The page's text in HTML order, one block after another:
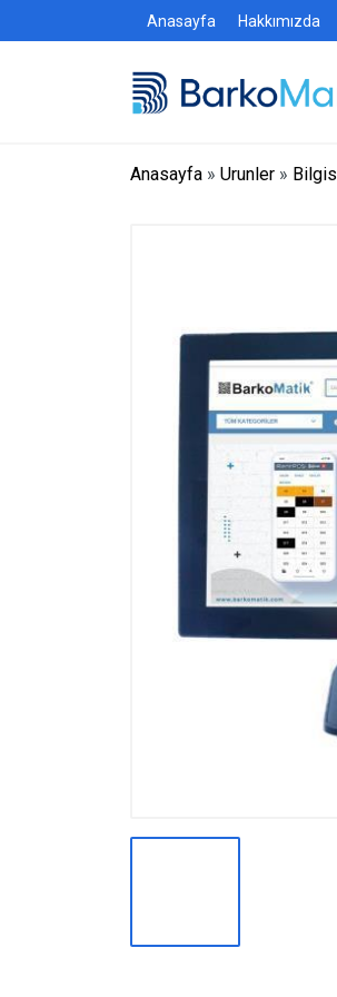
Anasayfa Hakkımızda
Anasayfa » Urunler »